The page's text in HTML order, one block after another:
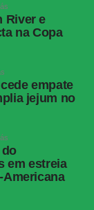
River e
na Copa
empate
jejum no
em estreia